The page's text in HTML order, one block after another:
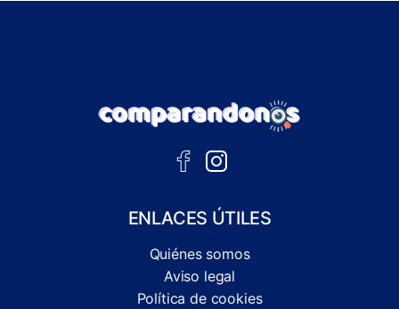
ENLACES ÚTILES
Quiénes somos
Aviso legal
Política de cookies